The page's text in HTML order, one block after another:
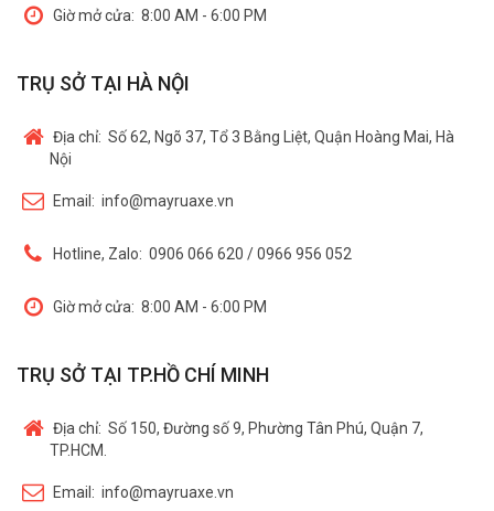
Giờ mở cửa: 8:00 AM - 6:00 PM
TRỤ SỞ TẠI HÀ NỘI
Địa chỉ: Số 62, Ngõ 37, Tổ 3 Bằng Liệt, Quận Hoàng Mai, Hà
Nội
Email: info@mayruaxe.vn
Hotline, Zalo: 0906 066 620 / 0966 956 052
Giờ mở cửa: 8:00 AM - 6:00 PM
TRỤ SỞ TẠI TP.HỒ CHÍ MINH
Địa chỉ: Số 150, Đường số 9, Phường Tân Phú, Quận 7,
TP.HCM.
Email: info@mayruaxe.vn